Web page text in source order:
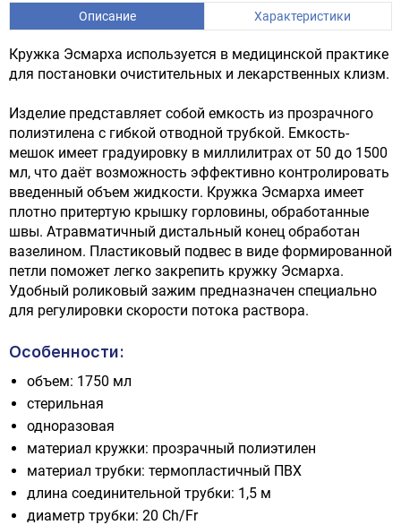
Описание Характеристики
Кружка Эсмарха используется в медицинской практике
для постановки очистительных и лекарственных клизм.
Изделие представляет собой емкость из прозрачного
полиэтилена с гибкой отводной трубкой. Емкость-
мешок имеет градуировку в миллилитрах от 50 до 1500
мл, что даёт возможность эффективно контролировать
введенный объем жидкости. Кружка Эсмарха имеет
плотно притертую крышку горловины, обработанные
швы. Атравматичный дистальный конец обработан
вазелином. Пластиковый подвес в виде формированной
петли поможет легко закрепить кружку Эсмарха.
Удобный роликовый зажим предназначен специально
для регулировки скорости потока раствора.
Особенности:
объем: 1750 мл
стерильная
одноразовая
материал кружки: прозрачный полиэтилен
материал трубки: термопластичный ПВХ
длина соединительной трубки: 1,5 м
диаметр трубки: 20 Ch/Fr